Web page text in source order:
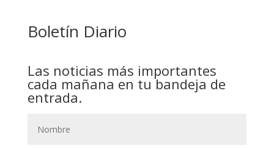
Boletín Diario
Las noticias más importantes
cada mañana en tu bandeja de
entrada.